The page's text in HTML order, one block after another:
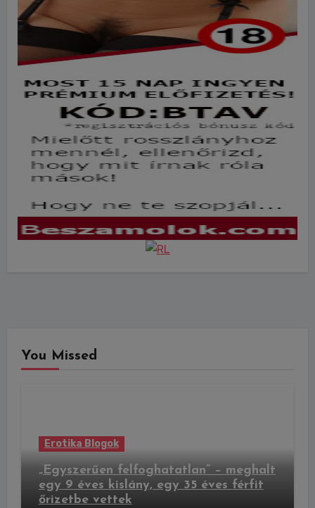
You Missed
Erotika Blogok
„Egyszerűen felfoghatatlan” – meghalt
egy 9 éves kislány, egy 35 éves férfit
őrizetbe vettek